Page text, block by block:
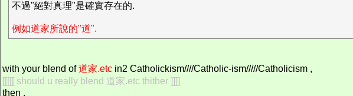
不過"絕對真理"是確實存在的.
例如道家所說的"道".
with your blend of道家.etc in2 Catholickism////Catholic-ism/////Catholicism ,
[[[[[ should u really blend 道家.etc thither ]]]]
then ,